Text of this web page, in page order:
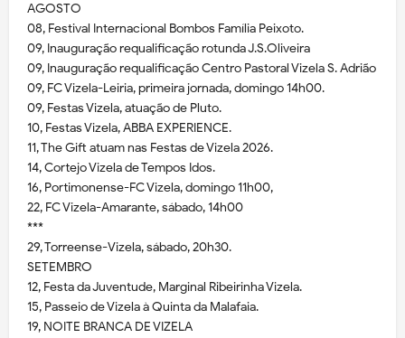
AGOSTO
08, Festival Internacional Bombos Família Peixoto.
09, Inauguração requalificação rotunda J.S.Oliveira
09, Inauguração requalificação Centro Pastoral Vizela S. Adrião
09, FC Vizela-Leiria, primeira jornada, domingo 14h00.
09, Festas Vizela, atuação de Pluto.
10, Festas Vizela, ABBA EXPERIENCE.
11, The Gift atuam nas Festas de Vizela 2026.
14, Cortejo Vizela de Tempos Idos.
16, Portimonense-FC Vizela, domingo 11h00,
22, FC Vizela-Amarante, sábado, 14h00
***
29, Torreense-Vizela, sábado, 20h30.
SETEMBRO
12, Festa da Juventude, Marginal Ribeirinha Vizela.
15, Passeio de Vizela à Quinta da Malafaia.
19, NOITE BRANCA DE VIZELA